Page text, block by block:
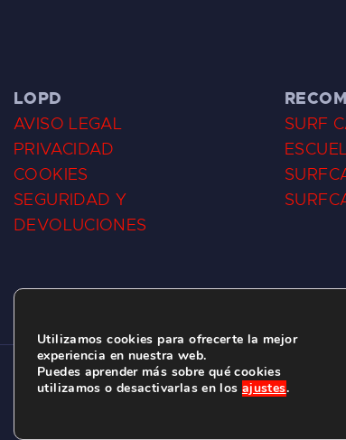
LOPD
AVISO LEGAL
PRIVACIDAD
COOKIES
SEGURIDAD Y
DEVOLUCIONES
SURF
CLUB DE SURF LAS DUNAS ©2026.
C/ BERNARDO ÁLVAREZ GALAN 1, SALINAS
Utilizamos cookies para ofrecerte la mejor
experiencia en nuestra web.
Puedes aprender más sobre qué cookies
utilizamos o desactivarlas en los ajustes.